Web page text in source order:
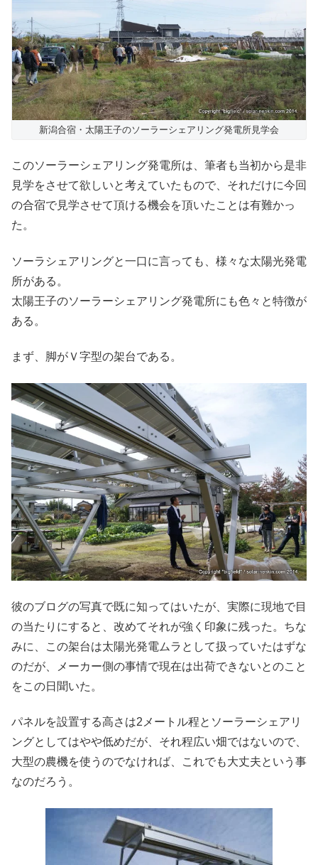
新潟合宿・太陽王子のソーラーシェアリング発電所見学会
このソーラーシェアリング発電所は、筆者も当初から是非
見学をさせて欲しいと考えていたもので、それだけに今回
の合宿で見学させて頂ける機会を頂いたことは有難かっ
た。
ソーラシェアリングと一口に言っても、様々な太陽光発電
所がある。
太陽王子のソーラーシェアリング発電所にも色々と特徴が
ある。
まず、脚がＶ字型の架台である。
彼のブログの写真で既に知ってはいたが、実際に現地で目
の当たりにすると、改めてそれが強く印象に残った。ちな
みに、この架台は太陽光発電ムラとして扱っていたはずな
のだが、メーカー側の事情で現在は出荷できないとのこと
をこの日聞いた。
パネルを設置する高さは2メートル程とソーラーシェアリ
ングとしてはやや低めだが、それ程広い畑ではないので、
大型の農機を使うのでなければ、これでも大丈夫という事
なのだろう。